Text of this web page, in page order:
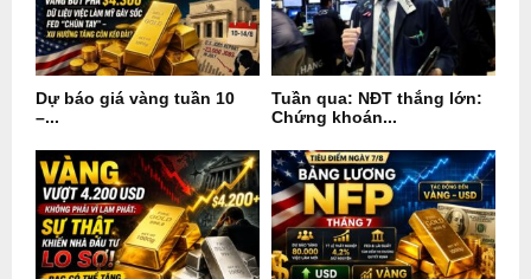
Dự báo giá vàng tuần 10
–...
Tuần qua: NĐT thắng lớn:
Chứng khoán...